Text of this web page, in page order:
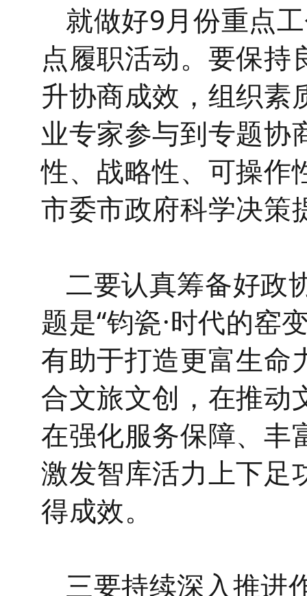
就做好9月份重点
点履职活动。 要保持
升协商成效，组织素
业专家参与到专题协
性、战略性、可操作
市委市政府科学决策
二要认真筹备好政
题是“钧瓷·时代的窑
有助于打造更富生命
合文旅文创，在推动
在强化服务保障、丰
激发智库活力上下足
得成效。
三要持续深入推进